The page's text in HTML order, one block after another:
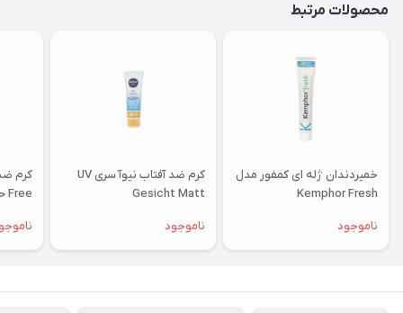
محصولات مرتبط
خمیردندان ژله ای کمفور مدل
Kemphor Fresh
ناموجود
کرم ضد آفتاب نیوآ سری UV
Gesicht Matt
ناموجود
Free حجم 40 میلی لیتر